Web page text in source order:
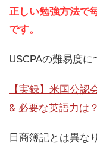
正しい勉強方法で
です。
USCPAの難易度
【実録】米国公
& 必要な英語力は？
日商簿記とは異な